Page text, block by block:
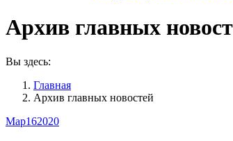
Архив главных
Вы здесь:
Главная
Архив главных новостей
Мар162020